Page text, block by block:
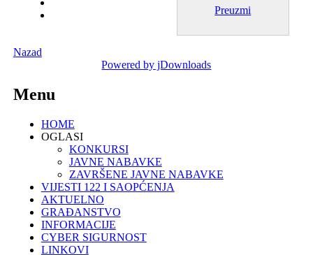
Preuzmi
Nazad
Powered by jDownloads
Menu
HOME
OGLASI
KONKURSI
JAVNE NABAVKE
ZAVRŠENE JAVNE NABAVKE
VIJESTI 122 I SAOPĆENJA
AKTUELNO
GRAĐANSTVO
INFORMACIJE
CYBER SIGURNOST
LINKOVI